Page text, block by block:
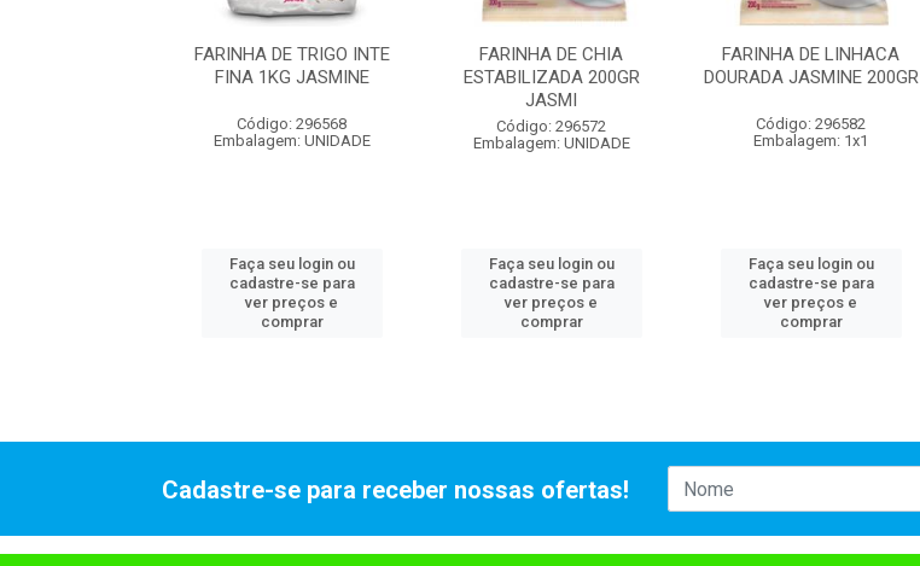
FARINHA DE TRIGO INTE
FINA 1KG JASMINE
Código: 296568
Embalagem: UNIDADE
Faça seu login ou
cadastre-se para
ver preços e
comprar
FARINHA DE CHIA
ESTABILIZADA 200GR
JASMI
Código: 296572
Embalagem: UNIDADE
Faça seu login ou
cadastre-se para
ver preços e
comprar
FARINHA DE LINHACA
DOURADA JASMINE 200GR
Código: 296582
Embalagem: 1x1
Faça seu login ou
cadastre-se para
ver preços e
comprar
Cadastre-se para receber nossas ofertas!